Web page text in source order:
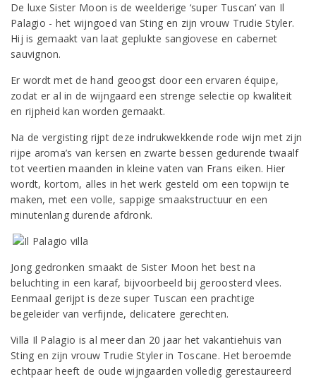
De luxe Sister Moon is de weelderige ‘super Tuscan’ van Il
Palagio - het wijngoed van Sting en zijn vrouw Trudie Styler.
Hij is gemaakt van laat geplukte sangiovese en cabernet
sauvignon.
Er wordt met de hand geoogst door een ervaren équipe,
zodat er al in de wijngaard een strenge selectie op kwaliteit
en rijpheid kan worden gemaakt.
Na de vergisting rijpt deze indrukwekkende rode wijn met zijn
rijpe aroma’s van kersen en zwarte bessen gedurende twaalf
tot veertien maanden in kleine vaten van Frans eiken. Hier
wordt, kortom, alles in het werk gesteld om een topwijn te
maken, met een volle, sappige smaakstructuur en een
minutenlang durende afdronk.
Jong gedronken smaakt de Sister Moon het best na
beluchting in een karaf, bijvoorbeeld bij geroosterd vlees.
Eenmaal gerijpt is deze super Tuscan een prachtige
begeleider van verfijnde, delicatere gerechten.
Villa Il Palagio is al meer dan 20 jaar het vakantiehuis van
Sting en zijn vrouw Trudie Styler in Toscane. Het beroemde
echtpaar heeft de oude wijngaarden volledig gerestaureerd